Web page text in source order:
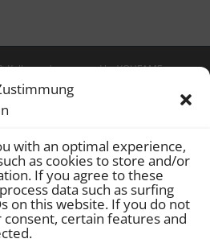
with an optimal experience,
as cookies to store and/or
If you agree to these
data such as surfing
on this website. If you do not
certain features and
Kollegen| supported byYOUFAME
|Impressum